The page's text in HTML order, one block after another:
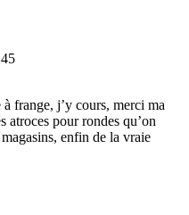
frange, j’y cours, merci ma
atroces pour rondes qu’on
enfin de la vraie